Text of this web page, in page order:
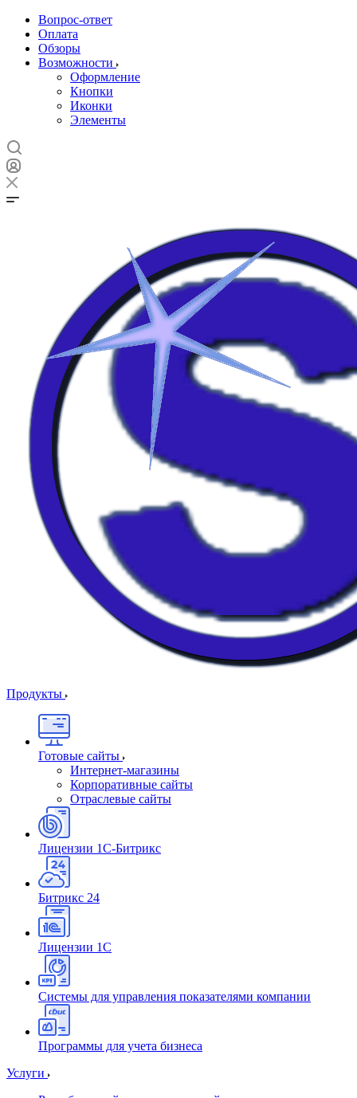
Вопрос-ответ
Оплата
Обзоры
Возможности
Оформление
Кнопки
Иконки
Элементы
Продукты
Готовые сайты
Интернет-магазины
Корпоративные сайты
Отраслевые сайты
Лицензии 1С-Битрикс
Битрикс 24
Лицензии 1С
Системы для управления показателями компании
Программы для учета бизнеса
Услуги